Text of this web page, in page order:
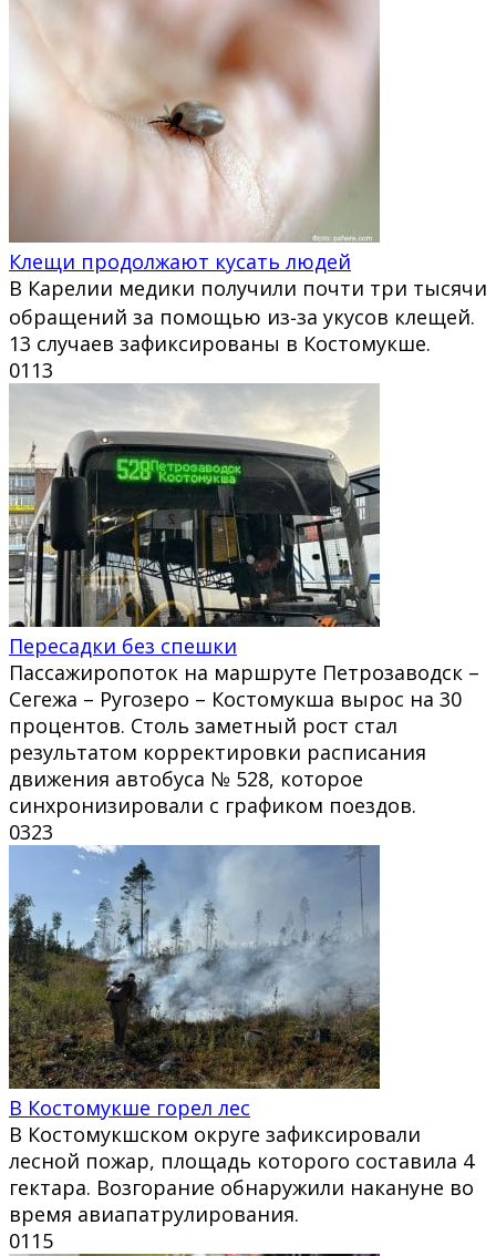
Клещи продолжают кусать людей
В Карелии медики получили почти три тысячи
обращений за помощью из‑за укусов клещей.
13 случаев зафиксированы в Костомукше.
0113
Пересадки без спешки
Пассажиропоток на маршруте Петрозаводск –
Сегежа – Ругозеро – Костомукша вырос на 30
процентов. Столь заметный рост стал
результатом корректировки расписания
движения автобуса № 528, которое
синхронизировали с графиком поездов.
0323
В Костомукше горел лес
В Костомукшском округе зафиксировали
лесной пожар, площадь которого составила 4
гектара. Возгорание обнаружили накануне во
время авиапатрулирования.
0115